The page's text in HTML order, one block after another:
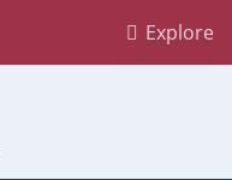
Explore